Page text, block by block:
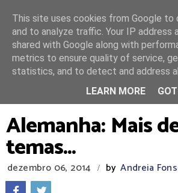
TRENDING
Alemanha: Mais
temas...
dezembro 06, 2014 / by Andreia
This site uses cookies from Google to
and to analyze traffic. Your IP address
shared with Google along with
metrics to ensure quality of service,
statistics, and to detect and address
LEARN MORE